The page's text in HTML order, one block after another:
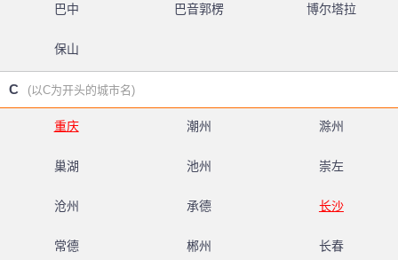
巴中 巴音郭楞 博尔塔拉
保山
C (以C为开头的城市名)
重庆 潮州 滁州
巢湖 池州 崇左
沧州 承德 长沙
常德 郴州 长春